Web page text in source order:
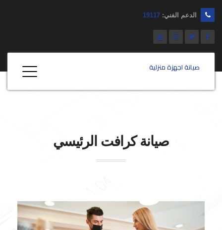
الدعم الفني: 19117
صيانة اجهزة منزلية
صيانة كرافت الرئيسي